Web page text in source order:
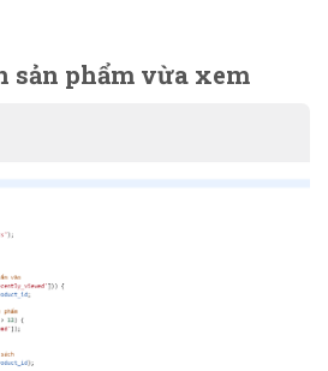
sản phẩm vừa xem